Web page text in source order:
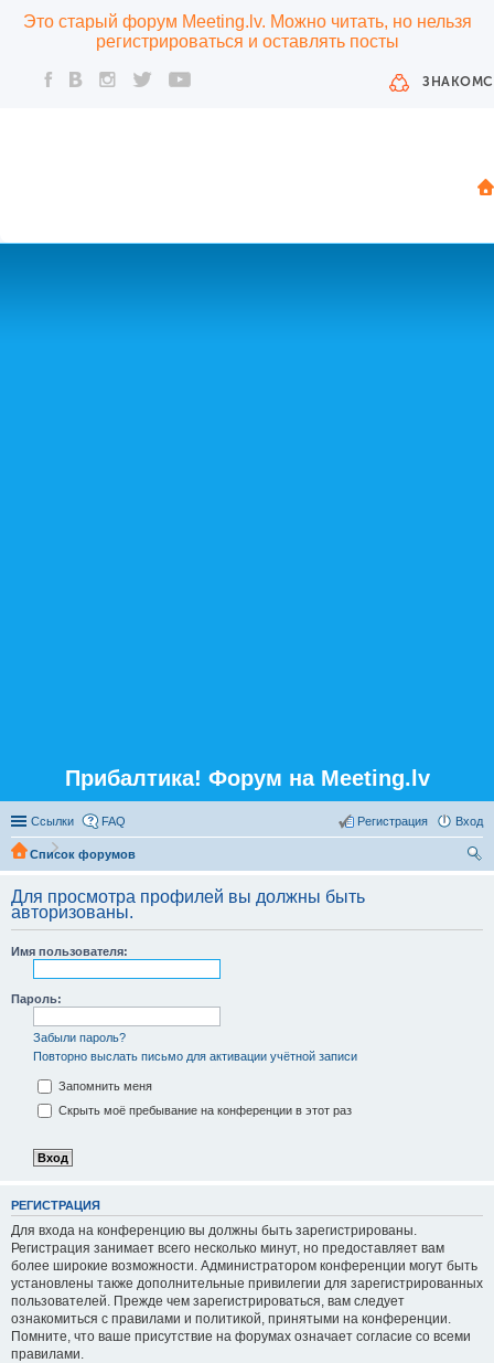
Это старый форум Meeting.lv. Можно читать, но нельзя
регистрироваться и оставлять посты
Прибалтика! Форум на Meeting.lv
Ссылки FAQ Вход
Регистрация
Список форумов
Для просмотра профилей вы должны быть
авторизованы.
Имя пользователя:
Пароль:
Забыли пароль?
Повторно выслать письмо для активации учётной записи
Запомнить меня
Скрыть моё пребывание на конференции в этот раз
РЕГИСТРАЦИЯ
Для входа на конференцию вы должны быть зарегистрированы.
Регистрация занимает всего несколько минут, но предоставляет вам
более широкие возможности. Администратором конференции могут быть
установлены также дополнительные привилегии для зарегистрированных
пользователей. Прежде чем зарегистрироваться, вам следует
ознакомиться с правилами и политикой, принятыми на конференции.
Помните, что ваше присутствие на форумах означает согласие со всеми
правилами.